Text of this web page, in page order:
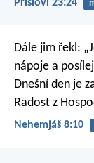
Přísloví 23:24
Dále jim řekl:
nápoje a
Dnešní den je
Radost z
Nehemjáš 8:10